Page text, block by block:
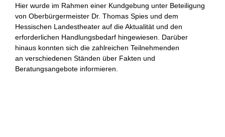
Hier wurde im Rahmen einer Kundgebung unter Beteiligung
von Oberbürgermeister Dr. Thomas Spies und dem
Hessischen Landestheater auf die Aktualität und den
erforderlichen Handlungsbedarf hingewiesen. Darüber
hinaus konnten sich die zahlreichen Teilnehmenden
an verschiedenen Ständen über Fakten und
Beratungsangebote informieren.